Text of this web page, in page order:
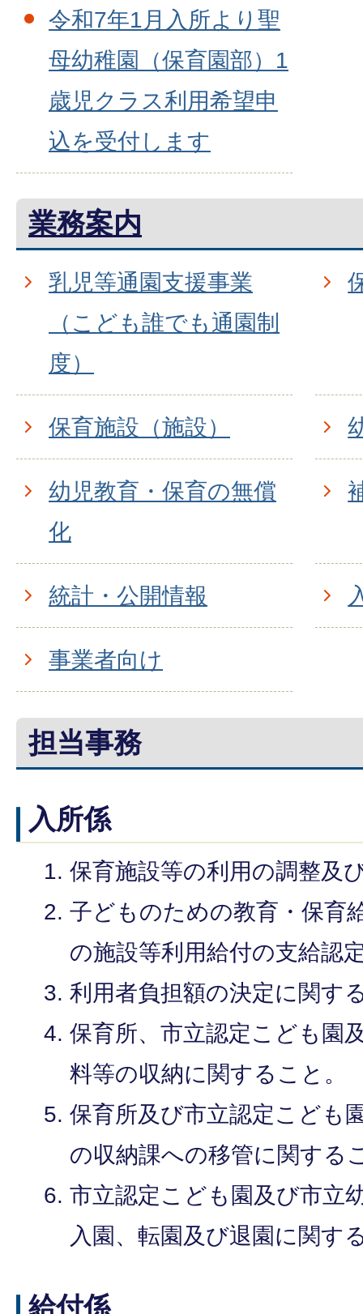
令和7年1月入所より聖
母幼稚園（保育園部）1
歳児クラス利用希望申
込を受付します
業務案内
乳児等通園支援事業
（こども誰でも通園制
度）
保育施設（施設）
幼児教育・保育の無償
化
統計・公開情報
事業者向け
担当事務
入所係
保育施設等の利用の調整及
子どものための教育・保育
の施設等利用給付の支給認
利用者負担額の決定に関す
保育所、市立認定こども園
料等の収納に関すること。
保育所及び市立認定こども
の収納課への移管に関する
市立認定こども園及び市立
入園、転園及び退園に関す
給付係